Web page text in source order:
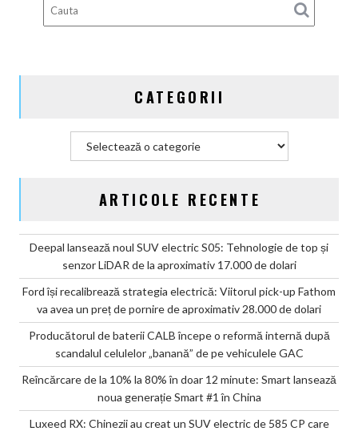
scandalul
celulelor
CATEGORII
ARTICOLE RECENTE
Deepal lansează noul SUV electric S05: Tehnologie de top și
senzor LiDAR de la aproximativ 17.000 de dolari
Ford își recalibrează strategia electrică: Viitorul pick-up Fathom
va avea un preț de pornire de aproximativ 28.000 de dolari
Producătorul de baterii CALB începe o reformă internă după
scandalul celulelor „banană” de pe vehiculele GAC
Reîncărcare de la 10% la 80% în doar 12 minute: Smart lansează
noua generație Smart #1 în China
Luxeed RX: Chinezii au creat un SUV electric de 585 CP care